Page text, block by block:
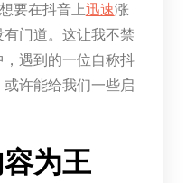
要在抖音上迅速涨
门道。这让我不禁
遇到的一位自称抖
许能给我们一些启
为王